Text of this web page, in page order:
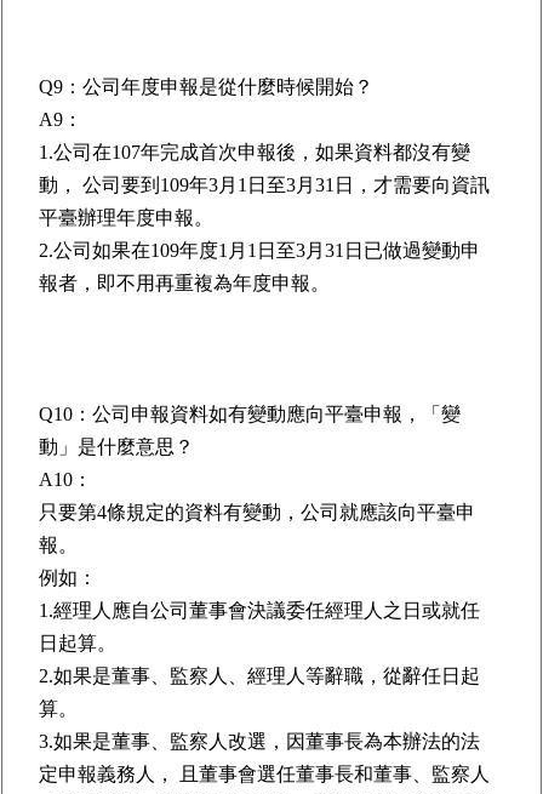
Q9：公司年度申報是從什麼時候開始？
A9：
1.公司在107年完成首次申報後，如果資料都沒有變
動， 公司要到109年3月1日至3月31日，才需要向資訊
平臺辦理年度申報。
2.公司如果在109年度1月1日至3月31日已做過變動申
報者，即不用再重複為年度申報。
Q10：公司申報資料如有變動應向平臺申報，「變
動」是什麼意思？
A10：
只要第4條規定的資料有變動，公司就應該向平臺申
報。
例如：
1.經理人應自公司董事會決議委任經理人之日或就任
日起算。
2.如果是董事、監察人、經理人等辭職，從辭任日起
算。
3.如果是董事、監察人改選，因董事長為本辦法的法
定申報義務人， 且董事會選任董事長和董事、監察人